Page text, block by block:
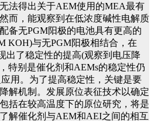
法得出关于AEM使用的MEA最有
而，能观察到在低浓度碱性电解质
备无PGM阳极的电池具有更高的
KOH)与无PGM阳极相结合，在
出了稳定性的提高(观察到电压降
特别是催化剂和AEMs的稳定性仍
用。为了提高稳定性，关键是要
解机制。发展原位表征技术以确定
括在较高温度下的原位研究，将是
解催化剂与AEM和AEI之间的相互